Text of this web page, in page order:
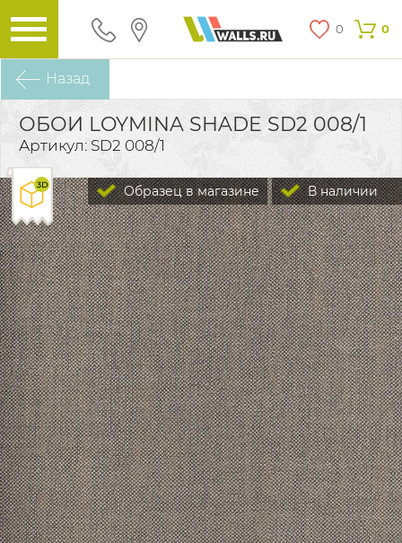
0 0
Назад
ОБОИ LOYMINA SHADE SD2 008/1
Артикул: SD2 008/1
В наличии
Образец в магазине